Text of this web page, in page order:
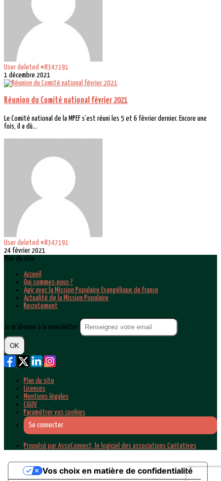
User deleted #8347191
1 décembre 2021
Réunion du Comité national février 2021
Le Comité national de la MPEF s’est réuni les 5 et 6 février dernier. Encore une
fois, il a dû...
User deleted #8347191
24 février 2021
Plan du site
Accueil
Qui sommes-nous ?
Agir avec la Mission Populaire Evangélique de France
Actualité de la Mission Populaire
Recrutement
Je m'abonne à la newsletter
OK
Plan du site
Licences
Mentions légales
CGUV
Paramétrer vos cookies
Se connecter
Propulsé par AssoConnect, le logiciel des associations Caritatives
Vos choix en matière de confidentialité